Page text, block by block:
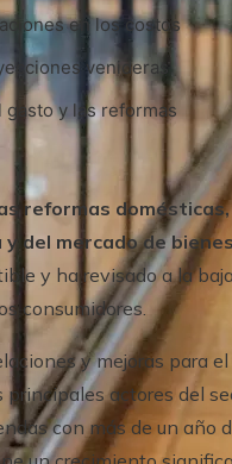
en los costos
venideras
y las reformas
reformas
del mercado de
y ha revisado a la
consumidores.
y mejoras para
actores del
con más de un año